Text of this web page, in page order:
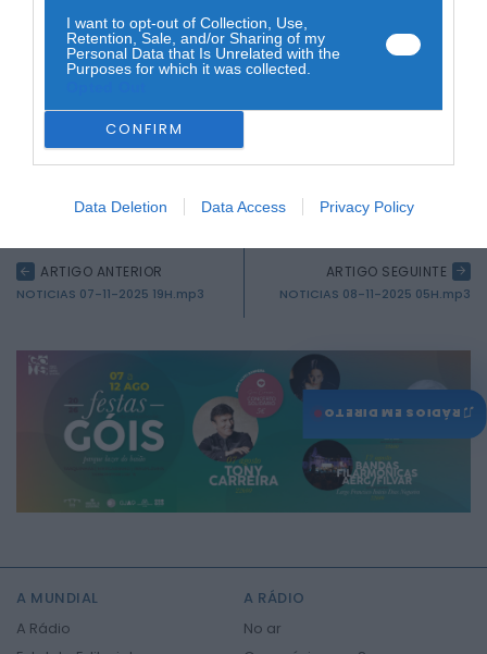
I want to opt-out of Collection, Use,
Retention, Sale, and/or Sharing of my
Personal Data that Is Unrelated with the
Purposes for which it was collected.
CONFIRM
Data Deletion Data Access Privacy Policy
Águeda
Águeda recebe o maior festival português
dedicado à sardinha e às tradições...
ARTIGO ANTERIOR
NOTICIAS 07-11-2025 19H.mp3
ARTIGO SEGUINTE
NOTICIAS 08-11-2025 05H.mp3
A MUNDIAL
A Rádio
A RÁDIO
No ar
♫
RÁDIOS EM DIRETO